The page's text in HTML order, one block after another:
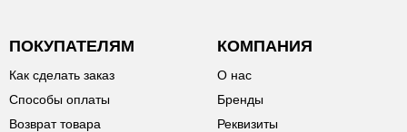
ПОКУПАТЕЛЯМ
Как сделать заказ
Способы оплаты
Возврат товара
КОМПАНИЯ
О нас
Бренды
Реквизиты